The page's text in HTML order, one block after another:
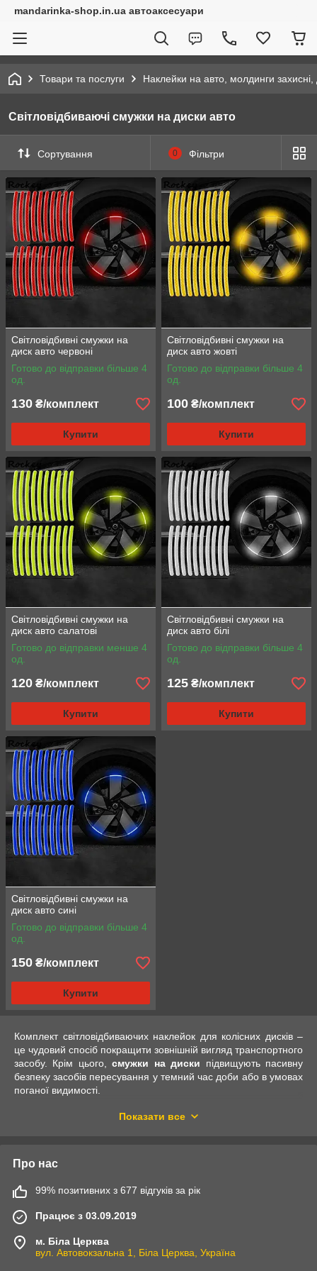
mandarinka-shop.in.ua автоаксесуари
Товари та послуги Наклейки на авто, молдинги захисні,
Світловідбиваючі смужки на диски авто
Сортування 0 Фільтри
Світловідбивні смужки на
диск авто червоні
Готово до відправки більше 4
од.
130 ₴/комплект
Купити
Світловідбивні смужки на
диск авто жовті
Готово до відправки більше 4
од.
100 ₴/комплект
Купити
Світловідбивні смужки на
диск авто салатові
Готово до відправки менше 4
од.
120 ₴/комплект
Купити
Світловідбивні смужки на
диск авто білі
Готово до відправки більше 4
од.
125 ₴/комплект
Купити
Світловідбивні смужки на
диск авто сині
Готово до відправки більше 4
од.
150 ₴/комплект
Купити
Комплект світловідбиваючих наклейок для колісних дисків –
це чудовий спосіб покращити зовнішній вигляд транспортного
засобу. Крім цього,смужки на диски підвищують пасивну
безпеку засобів пересування у темний час доби або в умовах
поганої видимості.
Смужки на диски – простий тюнінг та
безпека
смужки на диски
цього, вироби можуть використовуватися з колесами скутерів,
колісної техніки.
Виготовлені наклейки на диски авто
та вологостійкої полімерної плівки на самоклеючій основі.
Показати все
Про нас
99% позитивних з 677 відгуків за рік
Працює з 03.09.2019
м. Біла Церква
вул. Автовокзальна 1, Біла Церква, Україна